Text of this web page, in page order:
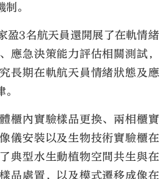
。
盈3名航天員還開展了在軌情緒
應急決策能力評估相關測試，
長期在軌航天員情緒狀態及應
櫃內實驗樣品更換、兩相櫃實
儀安裝以及生物技術實驗櫃在
典型水生動植物空間共生與在
品處置，以及模式遷移成像在